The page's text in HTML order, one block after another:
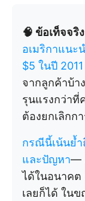
🧠 ข้อเท็จจริ
อเมริกาแนะ
$5 ในปี 2011
จากลูกค้าบ้า
รุนแรงกว่าที่
ต้องยกเลิกก
กรณีนี้เน้นย้ำ
และปัญหา—
ได้ในอนาคต
เลยก็ได้ ใน